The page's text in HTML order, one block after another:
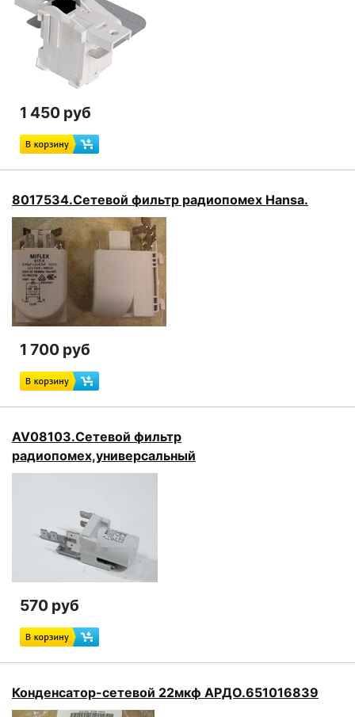
1 450 руб
8017534.Сетевой фильтр радиопомех Hansa.
1 700 руб
AV08103.Сетевой фильтр
радиопомех,универсальный
570 руб
Конденсатор-сетевой 22мкф АРДО.651016839